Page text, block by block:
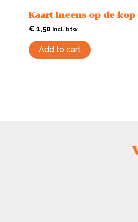
Kaart Ineens op de kop
€ 1,50 incl. btw
Add to cart